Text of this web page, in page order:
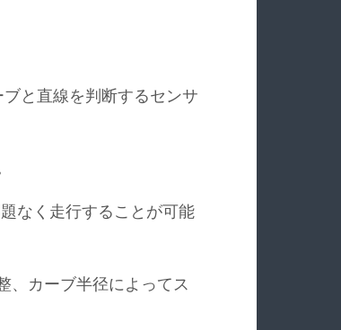
と直線を判断するセンサ
なく走行することが可能
、カーブ半径によってス